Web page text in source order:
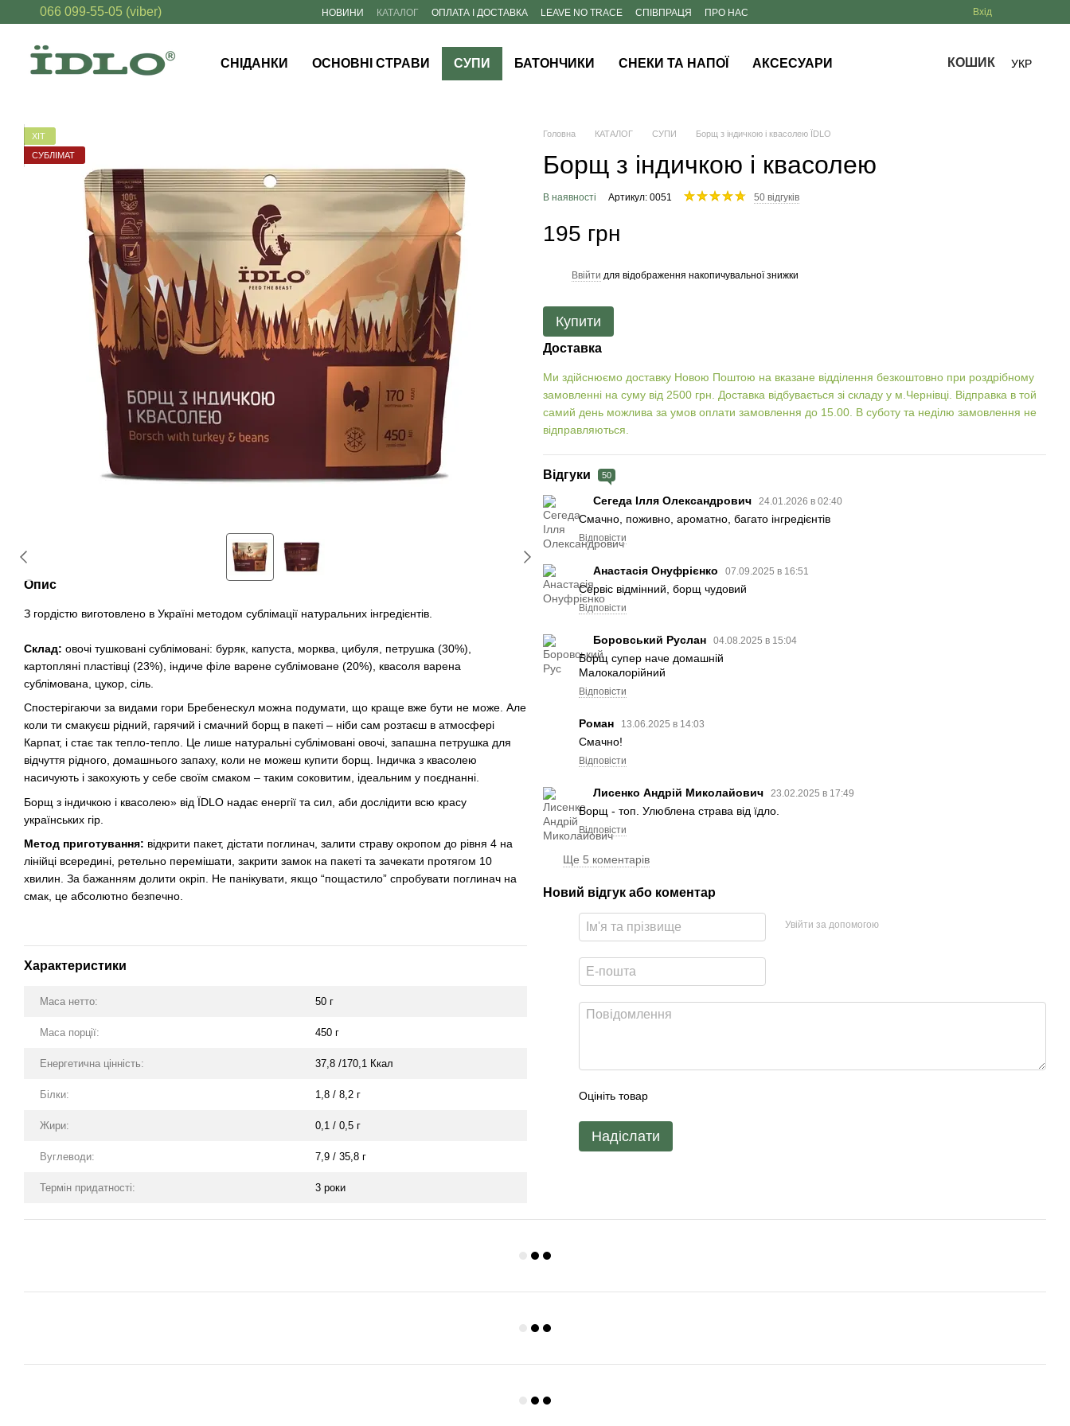
Перейти до основного контенту
066 099-55-05 (viber) НОВИНИ КАТАЛОГ ОПЛАТА І ДОСТАВКА LEAVE NO TRACE СПІВПРАЦЯ ПРО НАС Вхід
СНІДАНКИ ОСНОВНІ СТРАВИ СУПИ БАТОНЧИКИ СНЕКИ ТА НАПОЇ АКСЕСУАРИ КОШИК УКР
ХІТ
СУБЛІМАТ
Опис
З гордістю виготовлено в Україні методом сублімації натуральних інгредієнтів.
Склад: овочі тушковані сублімовані: буряк, капуста, морква, цибуля, петрушка (30%),
картопляні пластівці (23%), індиче філе варене сублімоване (20%), квасоля варена
сублімована, цукор, сіль.
Спостерігаючи за видами гори Бребенескул можна подумати, що краще вже бути не може. Але
коли ти смакуєш рідний, гарячий і смачний борщ в пакеті – ніби сам розтаєш в атмосфері
Карпат, і стає так тепло-тепло. Це лише натуральні сублімовані овочі, запашна петрушка для
відчуття рідного, домашнього запаху, коли не можеш купити борщ. Індичка з квасолею
насичують і закохують у себе своїм смаком – таким соковитим, ідеальним у поєднанні.
Борщ з індичкою і квасолею» від ЇDLO надає енергії та сил, аби дослідити всю красу
українських гір.
Метод приготування: відкрити пакет, дістати поглинач, залити страву окропом до рівня 4 на
лінійці всередині, ретельно перемішати, закрити замок на пакеті та зачекати протягом 10
хвилин. За бажанням долити окріп. Не панікувати, якщо “пощастило” спробувати поглинач на
смак, це абсолютно безпечно.
Характеристики
Маса нетто: 50 г
Маса порції: 450 г
Енергетична цінність: 37,8 /170,1 Ккал
Білки: 1,8 / 8,2 г
Жири: 0,1 / 0,5 г
Вуглеводи: 7,9 / 35,8 г
Термін придатності: 3 роки
Головна КАТАЛОГ СУПИ Борщ з індичкою і квасолею ЇDLO
Борщ з індичкою і квасолею
В наявності Артикул: 0051 50 відгуків
195 грн
Ввійти для відображення накопичувальної знижки
Купити
Доставка
Ми здійснюємо доставку Новою Поштою на вказане відділення безкоштовно при роздрібному
замовленні на суму від 2500 грн. Доставка відбувається зі складу у м.Чернівці. Відправка в той
самий день можлива за умов оплати замовлення до 15.00. В суботу та неділю замовлення не
відправляються.
Відгуки 50
Сегеда Ілля Олександрович 24.01.2026 в 02:40
Смачно, поживно, ароматно, багато інгредієнтів
Відповісти
Анастасія Онуфрієнко 07.09.2025 в 16:51
Сервіс відмінний, борщ чудовий
Відповісти
Боровський Руслан 04.08.2025 в 15:04
Борщ супер наче домашній
Малокалорійний
Відповісти
Роман 13.06.2025 в 14:03
Смачно!
Відповісти
Лисенко Андрій Миколайович 23.02.2025 в 17:49
Борщ - топ. Улюблена страва від їдло.
Відповісти
Ще 5 коментарів
Новий відгук або коментар
Увійти за допомогою
Оцініть товар
Надіслати